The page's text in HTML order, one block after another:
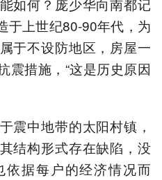
如何？庞少华向南都记
于上世纪80-90年代，为
于不设防地区，房屋一
震措施，“这是历史原因
震中地带的太阳村镇，
结构形式存在缺陷，没
据每户的经济情况而